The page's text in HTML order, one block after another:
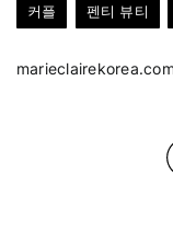
커플 펜티 뷰티
marieclairekorea.com